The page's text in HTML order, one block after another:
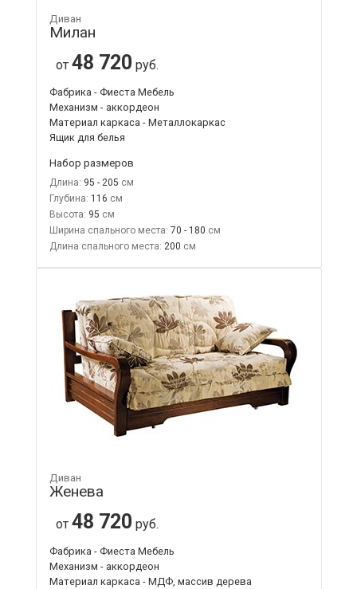
Диван
Милан
от 48 720 руб.
Фабрика - Фиеста Мебель
Механизм - аккордеон
Материал каркаса - Металлокаркас
Ящик для белья
Набор размеров
Длина: 95 - 205
Глубина: 116
Высота: 95
Ширина спального места: 70 - 180
Длина спального места: 200
Диван
Женева
от 48 720 руб.
Фабрика - Фиеста Мебель
Механизм - аккордеон
Материал каркаса - МДФ, массив дерева